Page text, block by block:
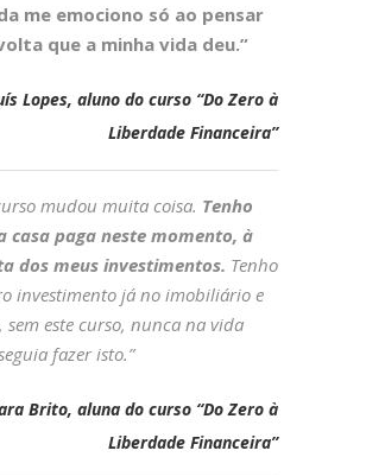
me emociono só ao pensar
que a minha vida deu.”
Lopes, aluno do curso “Do Zero à
Liberdade Financeira”
mudou muita coisa. Tenho
casa paga neste momento, à
dos meus investimentos. Tenho
investimento já no imobiliário e
sem este curso, nunca na vida
fazer isto.”
Brito, aluna do curso “Do Zero à
Liberdade Financeira”